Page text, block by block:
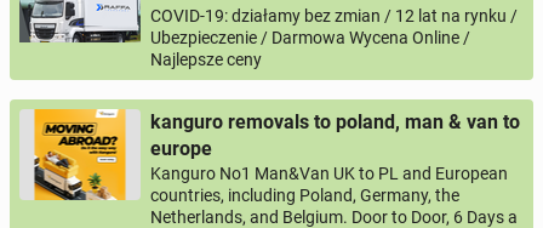
COVID-19: działamy bez zmian / 12 lat na rynku /
Ubezpieczenie / Darmowa Wycena Online /
Najlepsze ceny
kanguro removals to poland, man & van to
europe
Kanguro No1 Man&Van UK to PL and European
countries, including Poland, Germany, the
Netherlands, and Belgium. Door to Door, 6 Days a